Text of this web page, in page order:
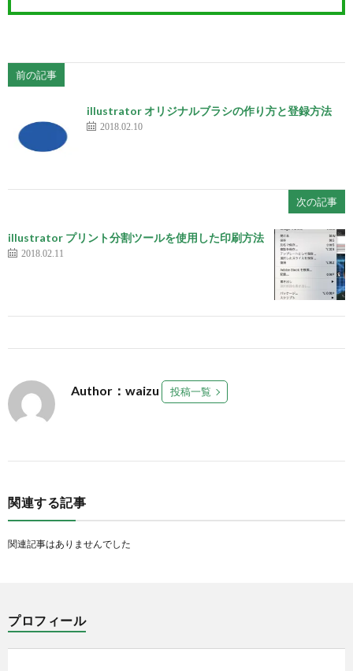
前の記事
illustrator オリジナルブラシの作り方と登録方法
2018.02.10
次の記事
illustrator プリント分割ツールを使用した印刷方法
2018.02.11
Author：waizu 投稿一覧
関連する記事
関連記事はありませんでした
プロフィール